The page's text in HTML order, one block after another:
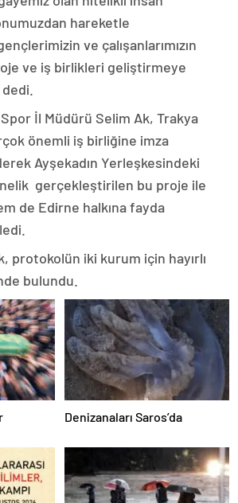
hareketle
ve çalışanlarımızın
ve iş birlikleri geliştirmeye
İl Müdürü Selim Ak, Trakya
önemli iş birliğine imza
Ayşekadın Yerleşkesindeki
gerçekleştirilen bu proje ile
de Edirne halkına fayda
protokolün iki kurum için hayırlı
bulundu.
Denizanaları Saros’da